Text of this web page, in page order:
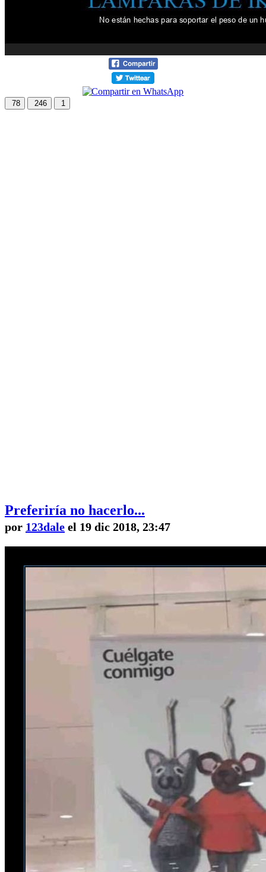
78 246 1
Preferiría no hacerlo...
por 123dale el 19 dic 2018, 23:47